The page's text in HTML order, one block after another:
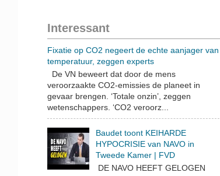
Interessant
Fixatie op CO2 negeert de echte aanjager van
temperatuur, zeggen experts
De VN beweert dat door de mens
veroorzaakte CO2-emissies de planeet in
gevaar brengen. ‘Totale onzin’, zeggen
wetenschappers. ‘CO2 veroorz...
Baudet toont KEIHARDE
HYPOCRISIE van NAVO in
Tweede Kamer | FVD
DE NAVO HEEFT GELOGEN